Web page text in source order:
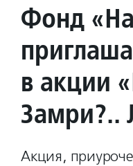
Фонд
в акции
Акция,